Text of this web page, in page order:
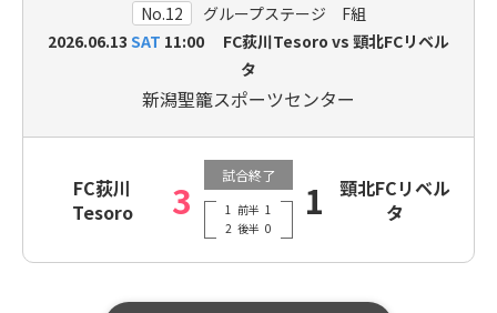
No.12
グループステージ F組
2026.06.13 SAT 11:00 FC荻川Tesoro vs 頸北FCリベル
タ
新潟聖籠スポーツセンター
FC荻川
Tesoro
3
試合終了
1 前半 1
2 後半 0
1
頸北FCリベル
タ